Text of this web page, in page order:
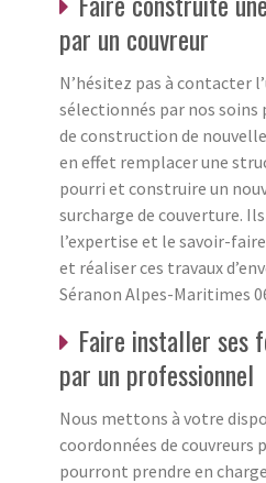
par un couvreur
N’hésitez pas à contacter
sélectionnés par nos soins
de construction de
en effet remplacer une
pourri et construire un
surcharge de couverture.
l’expertise et le savoir-
et réaliser ces travaux
Séranon Alpes-Maritimes
Faire installer ses
par un professionnel
Nous mettons à votre
coordonnées de couvreurs
pourront prendre en